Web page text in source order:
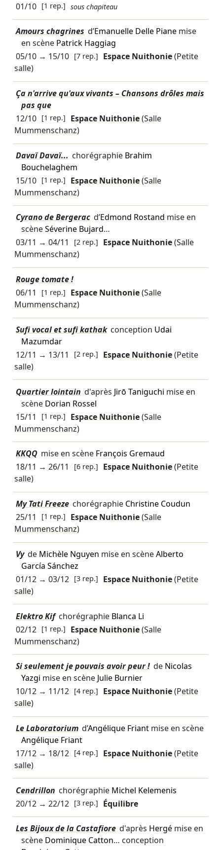
01/10 [1 rep.] sous chapiteau
Amours chagrines d’Emanuelle Delle Pianemise
en scène Patrick Haggiag
05/10→ 15/10 [7 rep.] Espace Nuithonie(Petite
salle)
Ça n'arrive qu'aux vivants – Chansons drôles mais
pas que
12/10 [1 rep.] Espace Nuithonie(Salle
Mummenschanz)
Davaï Davaï... chorégraphie Brahim
Bouchelaghem
15/10 [1 rep.] Espace Nuithonie(Salle
Mummenschanz)
Cyrano de Bergerac d’Edmond Rostand mise en
scèneSéverine Bujard…
03/11 → 04/11 [2 rep.] Espace Nuithonie(Salle
Mummenschanz)
Rouge tomate !
06/11
[1 rep.] Espace Nuithonie(Salle
Mummenschanz)
Sufi vocal et sufi kathak conception Udai
Mazumdar
12/11 → 13/11 [2 rep.] Espace Nuithonie(Petite
salle)
Quartier lointain d'après Jirō Taniguchi mise en
scène Dorian Rossel
15/11
[1 rep.] Espace Nuithonie(Salle
Mummenschanz)
KKQQ mise en scène François Gremaud
18/11 → 26/11 [6 rep.] Espace Nuithonie(Petite
salle)
My Tati Freeze chorégraphie Christine Coudun
25/11
[1 rep.] Espace Nuithonie(Salle
Mummenschanz)
Vy de Michèle Nguyen mise en scèneAlberto
García Sánchez
01/12→ 03/12 [3 rep.] Espace Nuithonie(Petite
salle)
Elektro Kif chorégraphie Blanca Li
02/12 [1 rep.] Espace Nuithonie(Salle
Mummenschanz)
Si seulement je pouvais avoir peur ! de Nicolas
Yazgi mise en scène Julie Burnier
10/12→ 11/12 [4 rep.] Espace Nuithonie(Petite
salle)
Le Laboratorium d’Angélique Friantmise en scène
Angélique Friant
17/12→ 18/12 [4 rep.] Espace Nuithonie(Petite
salle)
Cendrillon chorégraphie Michel Kelemenis
20/12→ 22/12 [3 rep.] Équilibre
Les Bijoux de la Castafiore d'après Hergémise en
scène Dominique Catton… conception